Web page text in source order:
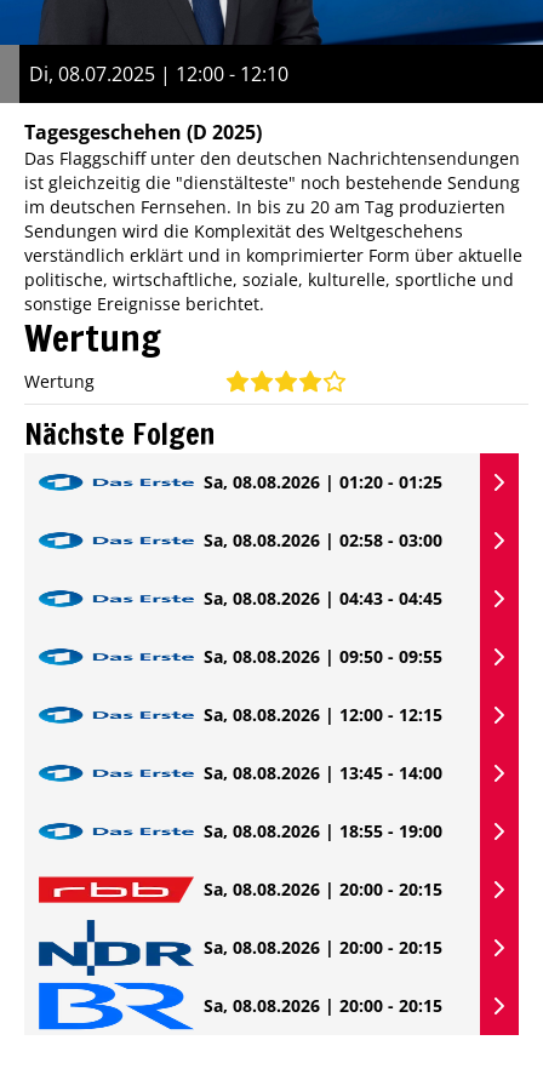
Di, 08.07.2025 | 12:00 - 12:10
Tagesgeschehen (D 2025)
Das Flaggschiff unter den deutschen Nachrichtensendungen
ist gleichzeitig die "dienstälteste" noch bestehende Sendung
im deutschen Fernsehen. In bis zu 20 am Tag produzierten
Sendungen wird die Komplexität des Weltgeschehens
verständlich erklärt und in komprimierter Form über aktuelle
politische, wirtschaftliche, soziale, kulturelle, sportliche und
sonstige Ereignisse berichtet.
Wertung
Wertung
Nächste Folgen
Sa, 08.08.2026 | 01:20 - 01:25
Sa, 08.08.2026 | 02:58 - 03:00
Sa, 08.08.2026 | 04:43 - 04:45
Sa, 08.08.2026 | 09:50 - 09:55
Sa, 08.08.2026 | 12:00 - 12:15
Sa, 08.08.2026 | 13:45 - 14:00
Sa, 08.08.2026 | 18:55 - 19:00
Sa, 08.08.2026 | 20:00 - 20:15
Sa, 08.08.2026 | 20:00 - 20:15
Sa, 08.08.2026 | 20:00 - 20:15